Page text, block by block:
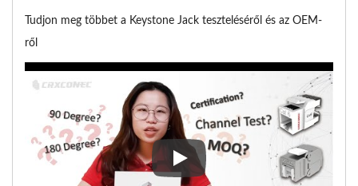
Tudjon meg többet a Keystone Jack teszteléséről és az OEM-
ről
Tudjon meg többet a Keystone